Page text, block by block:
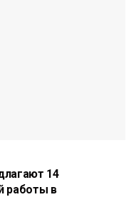
14
работы в